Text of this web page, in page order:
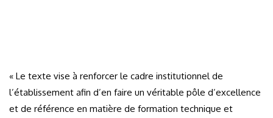
« Le texte vise à renforcer le cadre institutionnel de
l’établissement afin d’en faire un véritable pôle d’excellence
et de référence en matière de formation technique et